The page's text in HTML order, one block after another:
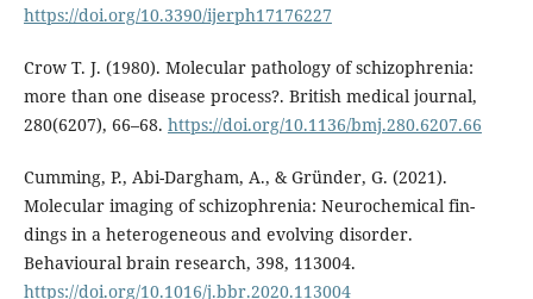
https://doi.org/10.3390/ijerph17176227
Crow T. J. (1980). Molecular pathology of schizophrenia:
more than one disease process?. British medical journal,
280(6207), 66–68. https://doi.org/10.1136/bmj.280.6207.66
Cumming, P., Abi-Dargham, A., & Gründer, G. (2021).
Molecular imaging of schizophrenia: Neurochemical fin-
dings in a heterogeneous and evolving disorder.
Behavioural brain research, 398, 113004.
https://doi.org/10.1016/j.bbr.2020.113004